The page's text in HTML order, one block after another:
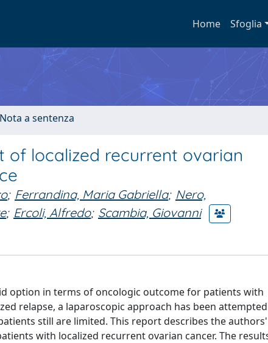
Home Sfoglia
a sentenza
of localized recurrent ovarian
; Ferrandina, Maria Gabriella; Nero,
; Ercoli, Alfredo; Scambia, Giovanni
option in terms of oncologic outcome for patients with
relapse, a laparoscopic approach has been
still are limited. This report describes the authors'
with localized recurrent ovarian cancer. The